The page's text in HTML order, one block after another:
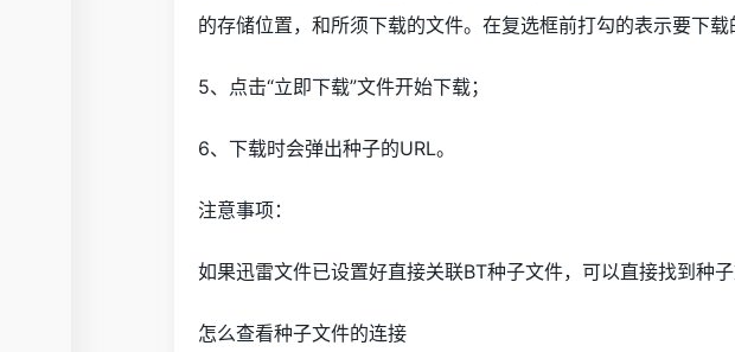
的存储位置，和所须下载的文件。在复选框前打勾的表示要下载
5、点击“立即下载”文件开始下载；
6、下载时会弹出种子的URL。
注意事项：
如果迅雷文件已设置好直接关联BT种子文件，可以直接找到种子
怎么查看种子文件的连接